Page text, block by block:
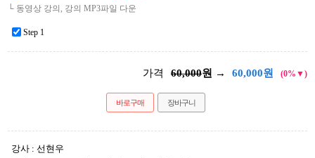
└ 동영상 강의, 강의 MP3파일 다운
Step 1
가격 60,000원 → 60,000원 (0%▼)
바로구매 장바구니
강사 : 선현우